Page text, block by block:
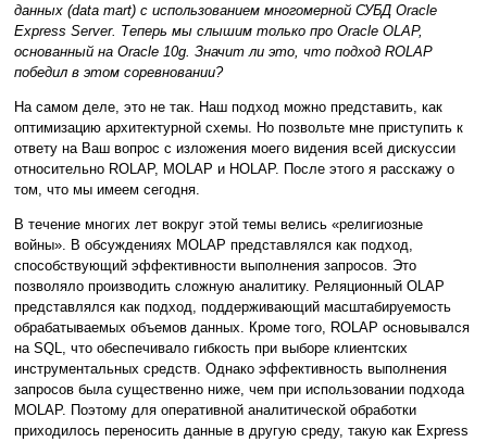
данных (data mart) с использованием многомерной СУБД Oracle
Express Server. Теперь мы слышим только про Oracle OLAP,
основанный на Oracle 10g. Значит ли это, что подход ROLAP
победил в этом соревновании?
На самом деле, это не так. Наш подход можно представить, как
оптимизацию архитектурной схемы. Но позвольте мне приступить к
ответу на Ваш вопрос с изложения моего видения всей дискуссии
относительно ROLAP, MOLAP и HOLAP. После этого я расскажу о
том, что мы имеем сегодня.
В течение многих лет вокруг этой темы велись «религиозные
войны». В обсуждениях MOLAP представлялся как подход,
способствующий эффективности выполнения запросов. Это
позволяло производить сложную аналитику. Реляционный OLAP
представлялся как подход, поддерживающий масштабируемость
обрабатываемых объемов данных. Кроме того, ROLAP основывался
на SQL, что обеспечивало гибкость при выборе клиентских
инструментальных средств. Однако эффективность выполнения
запросов была существенно ниже, чем при использовании подхода
MOLAP. Поэтому для оперативной аналитической обработки
приходилось переносить данные в другую среду, такую как Express